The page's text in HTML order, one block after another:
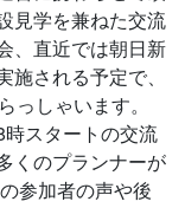
見学を兼ねた交流
、直近では朝日新
される予定で、
しゃいます。
スタートの交流
くのプランナーが
参加者の声や後